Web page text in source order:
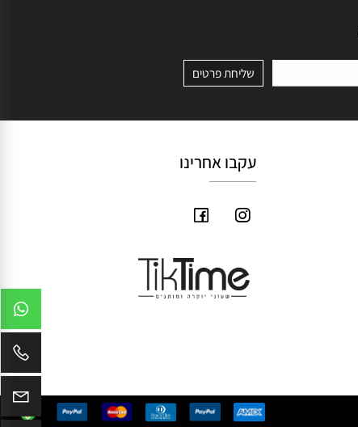
עקבו אחרינו